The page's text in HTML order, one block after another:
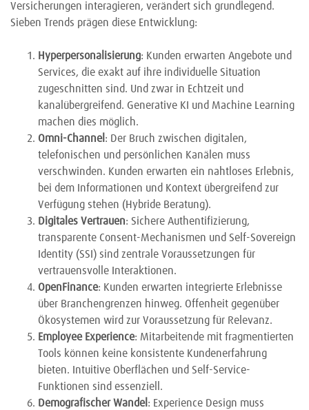
Versicherungen interagieren, verändert sich grundlegend.
Sieben Trends prägen diese Entwicklung:
Hyperpersonalisierung: Kunden erwarten Angebote und
Services, die exakt auf ihre individuelle Situation
zugeschnitten sind. Und zwar in Echtzeit und
kanalübergreifend. Generative KI und Machine Learning
machen dies möglich.
Omni-Channel : Der Bruch zwischen digitalen,
telefonischen und persönlichen Kanälen muss
verschwinden. Kunden erwarten ein nahtloses Erlebnis,
bei dem Informationen und Kontext übergreifend zur
Verfügung stehen (Hybride Beratung).
Digitales Vertrauen: Sichere Authentifizierung,
transparente Consent-Mechanismen und Self-Sovereign
Identity (SSI) sind zentrale Voraussetzungen für
vertrauensvolle Interaktionen.
OpenFinance: Kunden erwarten integrierte Erlebnisse
über Branchengrenzen hinweg. Offenheit gegenüber
Ökosystemen wird zur Voraussetzung für Relevanz.
Employee Experience: Mitarbeitende mit fragmentierten
Tools können keine konsistente Kundenerfahrung
bieten. Intuitive Oberflächen und Self-Service-
Funktionen sind essenziell.
Demografischer Wandel : Experience Design muss